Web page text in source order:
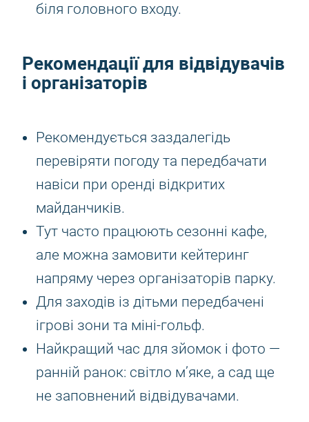
біля головного входу.
Рекомендації для відвідувачів
і організаторів
Рекомендується заздалегідь
перевіряти погоду та передбачати
навіси при оренді відкритих
майданчиків.
Тут часто працюють сезонні кафе,
але можна замовити кейтеринг
напряму через організаторів парку.
Для заходів із дітьми передбачені
ігрові зони та міні-гольф.
Найкращий час для зйомок і фото —
ранній ранок: світло м’яке, а сад ще
не заповнений відвідувачами.